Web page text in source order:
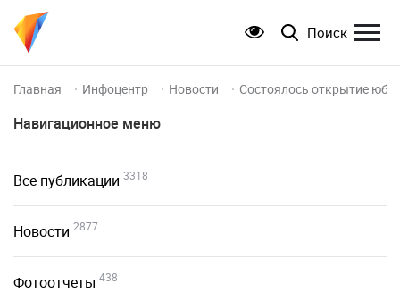
Поиск
Главная Инфоцентр Новости Состоялось открытие
Навигационное меню
Все публикации 3318
Новости 2877
Фотоотчеты 438